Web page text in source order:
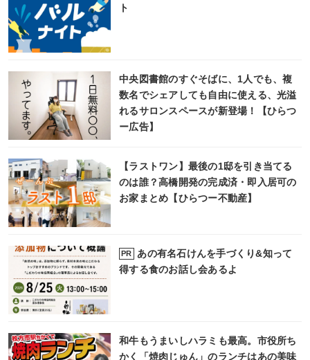
ト
中央図書館のすぐそばに、1人でも、複
数名でシェアしても自由に使える、光溢
れるサロンスペースが新登場！【ひらつ
ー広告】
【ラストワン】最後の1邸を引き当てる
のは誰？高橋開発の完成済・即入居可の
お家まとめ【ひらつー不動産】
PR
あの有名石けんを手づくり&知って
得する食のお話し会あるよ
和牛もうまいしハラミも最高。市役所ち
かく「焼肉じゅん」のランチはあの美味